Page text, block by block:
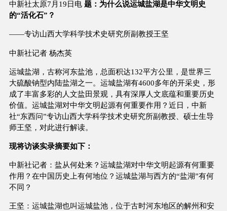
中新社太原7月19日电 题：为什么说运城盐湖是中华文明史
的“活化石”？
——专访山西大学科学技术史研究所副教授王坚
中新社记者 杨杰英
运城盐湖，古称河东盐池，总面积达132平方公里，是世界三
大硫酸钠型内陆盐湖之一。运城盐湖有4600多年的开采史，形
成了丰富多彩的人文盐田景观，具有深厚人文底蕴和重要历史
价值。运城盐湖对中华文明起源有何重要作用？近日，中新
社“东西问”专访山西大学科学技术史研究所副教授、硕士生导
师王坚，对此进行解读。
现将访谈实录摘要如下：
中新社记者：盐从何处来？运城盐湖对中华文明起源有何重要
作用？在中国历史上有何地位？运城盐湖与西方的“盐湖”有何
不同？
王坚：运城盐湖也叫运城盐池，位于古时河东地区的解州和安